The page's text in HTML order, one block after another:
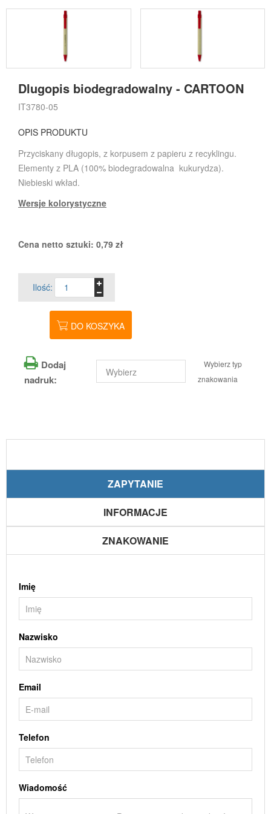
Dlugopis biodegradowalny - CARTOON
IT3780-05
OPIS PRODUKTU
Przyciskany długopis, z korpusem z papieru z recyklingu.
Elementy z PLA (100% biodegradowalna kukurydza).
Niebieski wkład.
Wersje kolorystyczne
Cena netto sztuki: 0,79 zł
Ilość:
DO KOSZYKA
Dodaj
nadruk:
Wybierz typ
znakowania
ZAPYTANIE
INFORMACJE
ZNAKOWANIE
Imię
Nazwisko
Email
Telefon
Wiadomość